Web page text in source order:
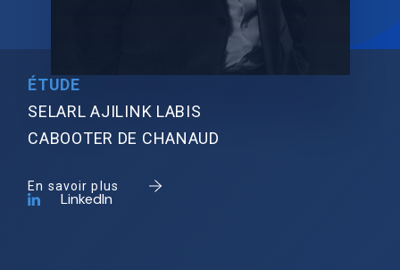
ÉTUDE
SELARL AJILINK LABIS
CABOOTER DE CHANAUD
En savoir plus
LinkedIn